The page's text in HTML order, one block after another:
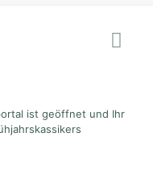
ist geöffnet und Ihr